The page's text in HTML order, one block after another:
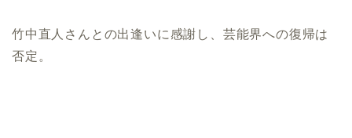
竹中直人さんとの出逢いに感謝し、芸能界への復帰は
否定。